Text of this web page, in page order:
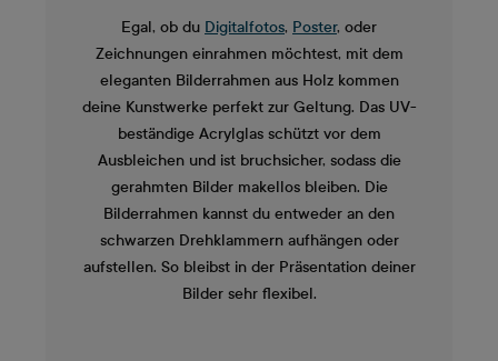
Egal, ob du Digitalfotos, Poster, oder
Zeichnungen einrahmen möchtest, mit dem
eleganten Bilderrahmen aus Holz kommen
deine Kunstwerke perfekt zur Geltung. Das UV-
beständige Acrylglas schützt vor dem
Ausbleichen und ist bruchsicher, sodass die
gerahmten Bilder makellos bleiben. Die
Bilderrahmen kannst du entweder an den
schwarzen Drehklammern aufhängen oder
aufstellen. So bleibst in der Präsentation deiner
Bilder sehr flexibel.